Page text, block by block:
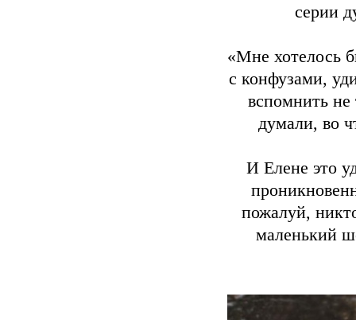
серии
«Мне хотелось
с конфузами,
вспомнить
думали, во
И Елене это
пожалуй,
маленький